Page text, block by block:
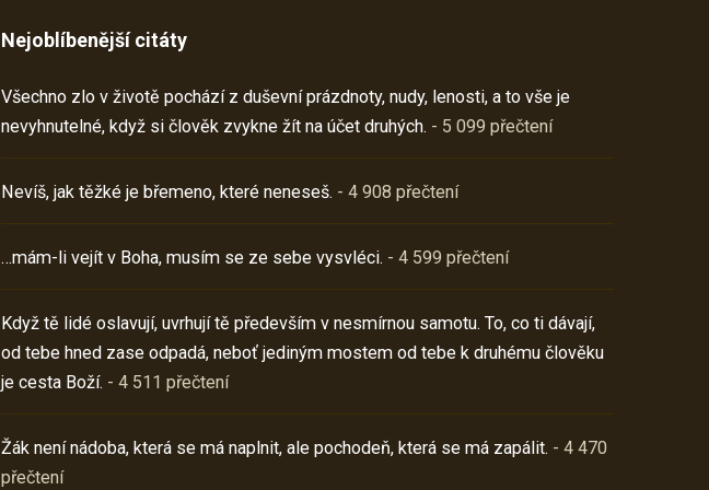
Nejoblíbenější citáty
Všechno zlo v životě pochází z duševní prázdnoty, nudy, lenosti, a to vše je
nevyhnutelné, když si člověk zvykne žít na účet druhých. - 5 099 přečtení
Nevíš, jak těžké je břemeno, které neneseš. - 4 908 přečtení
…mám-li vejít v Boha, musím se ze sebe vysvléci. - 4 599 přečtení
Když tě lidé oslavují, uvrhují tě především v nesmírnou samotu. To, co ti dávají,
od tebe hned zase odpadá, neboť jediným mostem od tebe k druhému člověku
je cesta Boží. - 4 511 přečtení
Žák není nádoba, která se má naplnit, ale pochodeň, která se má zapálit. - 4 470
přečtení